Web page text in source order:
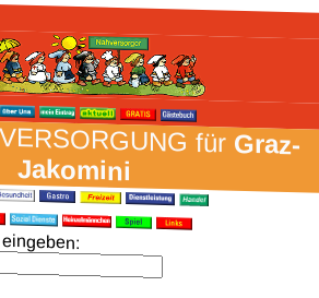
fürGraz-
Jakomini
: